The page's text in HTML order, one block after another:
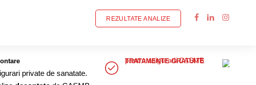
REZULTATE ANALIZE
private de sanatate.
TRATAMENTE GRATUITE
pentru asiguratii CASMB